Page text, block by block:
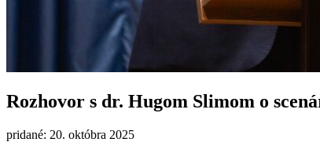
Rozhovor s dr. Hugom Slimom o
pridané: 20. októbra 2025